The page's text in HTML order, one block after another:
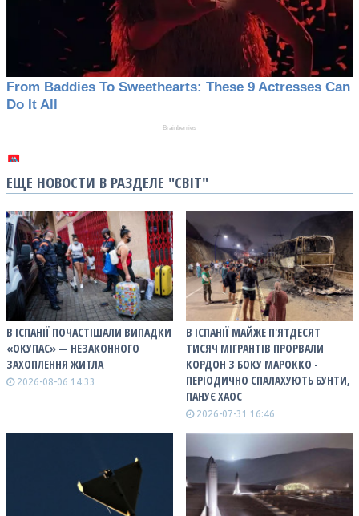
ЕЩЕ НОВОСТИ В РАЗДЕЛЕ "СВІТ"
В ІСПАНІЇ ПОЧАСТІШАЛИ ВИПАДКИ
«ОКУПАС» — НЕЗАКОННОГО
ЗАХОПЛЕННЯ ЖИТЛА
2026-08-06 14:33
В ІСПАНІЇ МАЙЖЕ П'ЯТДЕСЯТ
ТИСЯЧ МІГРАНТІВ ПРОРВАЛИ
КОРДОН З БОКУ МАРОККО -
ПЕРІОДИЧНО СПАЛАХУЮТЬ БУНТИ,
ПАНУЄ ХАОС
2026-07-31 16:46